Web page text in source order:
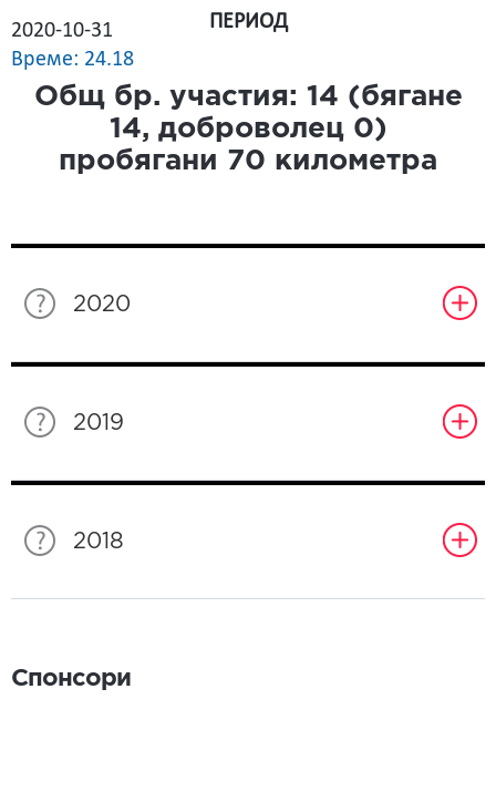
2020-10-31
Време: 24.18
ПЕРИОД
Общ бр. участия: 14 (бягане
14, доброволец 0)
пробягани 70 километра
2020
2019
2018
Спонсори